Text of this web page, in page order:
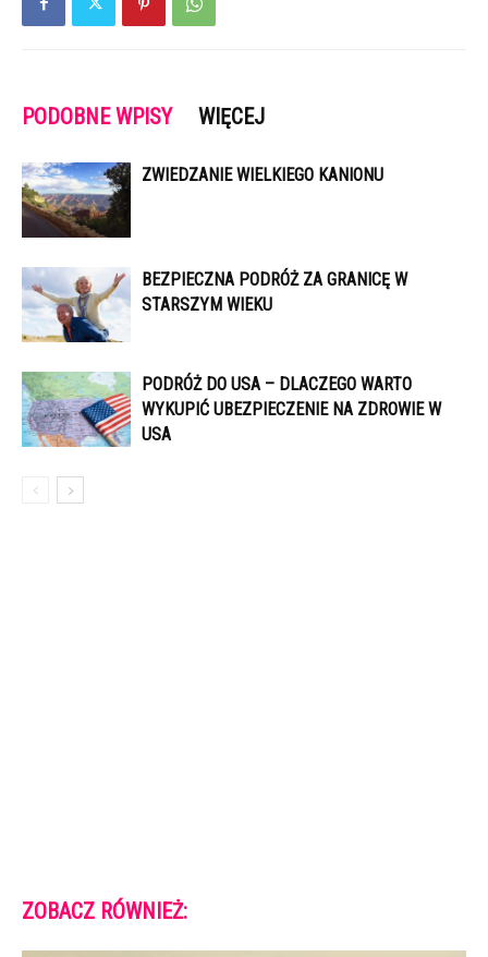
PODOBNE WPISY WIĘCEJ
ZWIEDZANIE WIELKIEGO KANIONU
BEZPIECZNA PODRÓŻ ZA GRANICĘ W
STARSZYM WIEKU
PODRÓŻ DO USA – DLACZEGO WARTO
WYKUPIĆ UBEZPIECZENIE NA ZDROWIE W
USA
ZOBACZ RÓWNIEŻ: